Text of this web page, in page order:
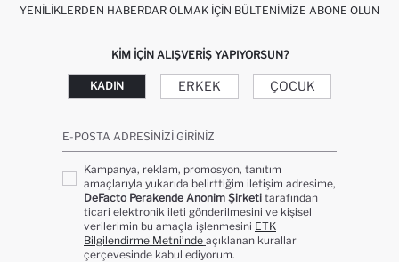
YENILIKLERDEN HABERDAR OLMAK İÇIN BÜLTENIMIZE ABONE OLUN
KIM IÇIN ALIŞVERIŞ YAPIYORSUN?
KADIN ERKEK ÇOCUK
E-POSTA ADRESINIZI GIRINIZ
Kampanya, reklam, promosyon, tanıtım
amaçlarıyla yukarıda belirttiğim iletişim adresime,
DeFacto Perakende Anonim Şirketi tarafından
ticari elektronik ileti gönderilmesini ve kişisel
verilerimin bu amaçla işlenmesini ETK
Bilgilendirme Metni’nde açıklanan kurallar
çerçevesinde kabul ediyorum.